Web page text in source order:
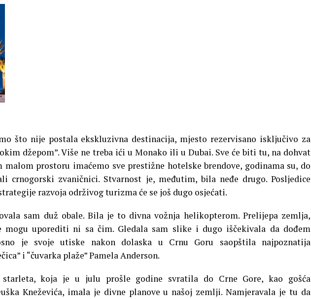
što nije postala ekskluzivna destinacija, mjesto rezervisano isključivo za
džepom”. Više ne treba ići u Monako ili u Dubai. Sve će biti tu, na dohvat
malom prostoru imaćemo sve prestižne hotelske brendove, godinama su, do
crnogorski zvaničnici. Stvarnost je, međutim, bila neđe drugo. Posljedice
razvoja održivog turizma će se još dugo osjećati.
sam duž obale. Bila je to divna vožnja helikopterom. Prelijepa zemlja,
mogu uporediti ni sa čim. Gledala sam slike i dugo iščekivala da dođem
je svoje utiske nakon dolaska u Crnu Goru saopštila najpoznatija
i “čuvarka plaže” Pamela Anderson.
starleta, koja je u julu prošle godine svratila do Crne Gore, kao gošća
Kneževića, imala je divne planove u našoj zemlji. Namjeravala je tu da